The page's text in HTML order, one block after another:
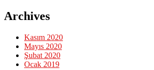
Archives
Kasım 2020
Mayıs 2020
Şubat 2020
Ocak 2019